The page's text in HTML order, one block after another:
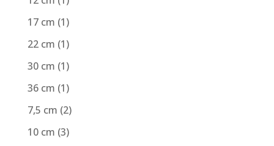
17 cm (1)
22 cm (1)
30 cm (1)
36 cm (1)
7,5 cm (2)
10 cm (3)